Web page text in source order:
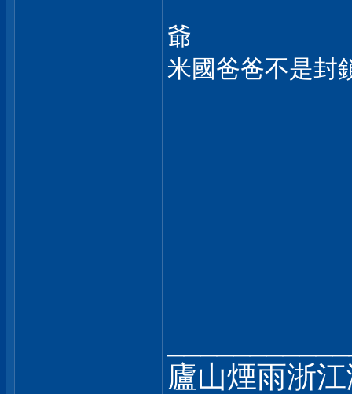
爺
米國爸爸不是封
廬山煙雨浙